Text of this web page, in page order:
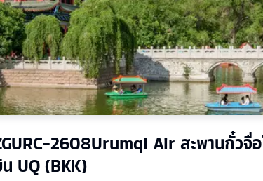
2608Urumqi Air สะพานกั๋วจื่อ
UQ (BKK)